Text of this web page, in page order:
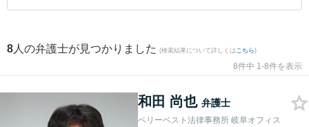
8 人の弁護士が見つかりました (検索結果について詳しくは こちら)
8件中 1-8件を表示
和田 尚也 弁護士
ベリーベスト法律事務所 岐阜オフィス